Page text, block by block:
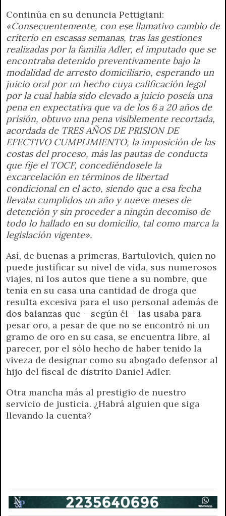
Continúa en su denuncia Pettigiani:
«Consecuentemente, con ese llamativo cambio de
criterio en escasas semanas, tras las gestiones
realizadas por la familia Adler, el imputado que se
encontraba detenido preventivamente bajo la
modalidad de arresto domiciliario, esperando un
juicio oral por un hecho cuya calificación legal
por la cual había sido elevado a juicio poseía una
pena en expectativa que va de los 6 a 20 años de
prisión, obtuvo una pena visiblemente recortada,
acordada de TRES AÑOS DE PRISION DE
EFECTIVO CUMPLIMIENTO, la imposición de las
costas del proceso, más las pautas de conducta
que fije el TOCF, concediéndosele la
excarcelación en términos de libertad
condicional en el acto, siendo que a esa fecha
llevaba cumplidos un año y nueve meses de
detención y sin proceder a ningún decomiso de
todo lo hallado en su domicilio, tal como marca la
legislación vigente».
Así, de buenas a primeras, Bartulovich, quien no
puede justificar su nivel de vida, sus numerosos
viajes, ni los autos que tiene a su nombre, que
tenía en su casa una cantidad de droga que
resulta excesiva para el uso personal además de
dos balanzas que —según él— las usaba para
pesar oro, a pesar de que no se encontró ni un
gramo de oro en su casa, se encuentra libre, al
parecer, por el sólo hecho de haber tenido la
viveza de designar como su abogado defensor al
hijo del fiscal de distrito Daniel Adler.
Otra mancha más al prestigio de nuestro
servicio de justicia. ¿Habrá alguien que siga
llevando la cuenta?